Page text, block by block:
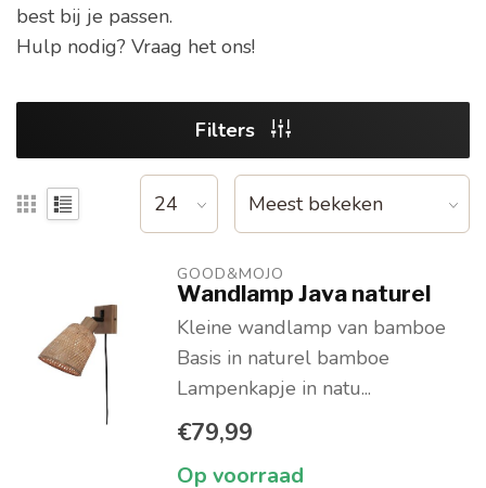
best bij je passen.
Hulp nodig? Vraag het ons!
Filters
GOOD&MOJO
Wandlamp Java naturel
Kleine wandlamp van bamboe
Basis in naturel bamboe
Lampenkapje in natu...
€79,99
Op voorraad